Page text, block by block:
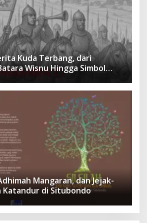
Kuda Terbang, dari
Wisnu Hingga Simbol
Mangaran, dan Jejak-
Katandur di Situbondo